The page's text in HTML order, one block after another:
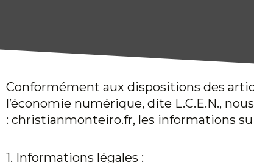
Conformément aux dispositions des
l’économie numérique, dite L.C.E.N.,
: christianmonteiro.fr, les informations
1. Informations légales :